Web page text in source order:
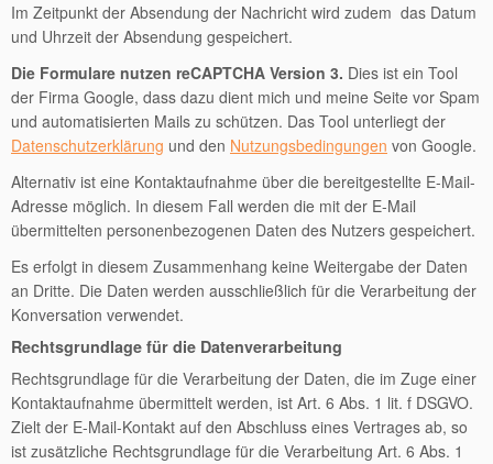
Im Zeitpunkt der Absendung der Nachricht wird zudem das Datum
und Uhrzeit der Absendung gespeichert.
Die Formulare nutzen reCAPTCHA Version 3. Dies ist ein Tool
der Firma Google, dass dazu dient mich und meine Seite vor Spam
und automatisierten Mails zu schützen. Das Tool unterliegt der
Datenschutzerklärung und den Nutzungsbedingungen von Google.
Alternativ ist eine Kontaktaufnahme über die bereitgestellte E-Mail-
Adresse möglich. In diesem Fall werden die mit der E-Mail
übermittelten personenbezogenen Daten des Nutzers gespeichert.
Es erfolgt in diesem Zusammenhang keine Weitergabe der Daten
an Dritte. Die Daten werden ausschließlich für die Verarbeitung der
Konversation verwendet.
Rechtsgrundlage für die Datenverarbeitung
Rechtsgrundlage für die Verarbeitung der Daten, die im Zuge einer
Kontaktaufnahme übermittelt werden, ist Art. 6 Abs. 1 lit. f DSGVO.
Zielt der E-Mail-Kontakt auf den Abschluss eines Vertrages ab, so
ist zusätzliche Rechtsgrundlage für die Verarbeitung Art. 6 Abs. 1